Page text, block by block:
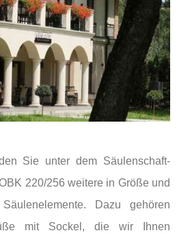
Sie unter dem Säulenschaft-
220/256 weitere in Größe und
Dazu gehören
mit Sockel, die wir Ihnen